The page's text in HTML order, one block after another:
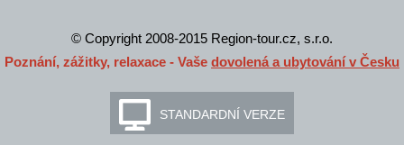
© Copyright 2008-2015 Region-tour.cz, s.r.o.
Poznání, zážitky, relaxace - Vaše dovolená a ubytování v Česku
STANDARDNÍ VERZE